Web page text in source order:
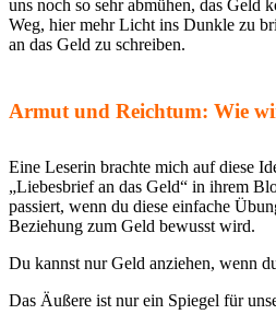
uns noch so sehr abmühen, das Geld
Weg, hier mehr Licht ins Dunkle zu
an das Geld zu schreiben.
Armut und Reichtum: Wie
Eine Leserin brachte mich auf diese
„Liebesbrief an das Geld“ in ihrem
passiert, wenn du diese einfache
Beziehung zum Geld bewusst wird.
Du kannst nur Geld anziehen, wenn
Das Äußere ist nur ein Spiegel für